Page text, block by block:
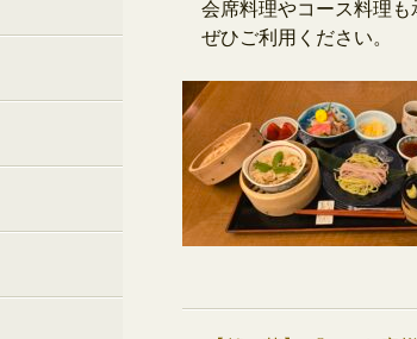
会席料理やコース料理も
ぜひご利用ください。